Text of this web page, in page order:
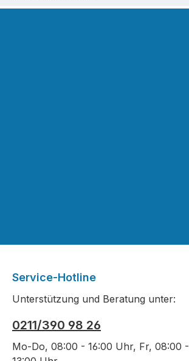
Service-Hotline
Unterstützung und Beratung unter:
0211/390 98 26
Mo-Do, 08:00 - 16:00 Uhr, Fr, 08:00 -